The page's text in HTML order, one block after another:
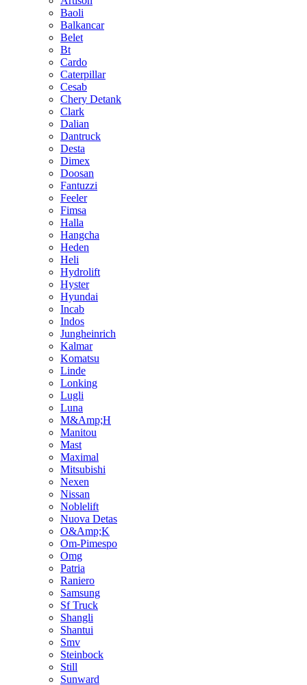
Baoli
Balkancar
Belet
Bt
Cardo
Caterpillar
Cesab
Chery Detank
Clark
Dalian
Dantruck
Desta
Dimex
Doosan
Fantuzzi
Feeler
Fimsa
Halla
Hangcha
Heden
Heli
Hydrolift
Hyster
Hyundai
Incab
Indos
Jungheinrich
Kalmar
Komatsu
Linde
Lonking
Lugli
Luna
M&Amp;H
Manitou
Mast
Maximal
Mitsubishi
Nexen
Nissan
Noblelift
Nuova Detas
O&Amp;K
Om-Pimespo
Omg
Patria
Raniero
Samsung
Sf Truck
Shangli
Shantui
Smv
Steinbock
Still
Sunward